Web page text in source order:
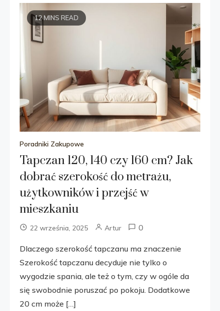
12 MINS READ
Poradniki Zakupowe
Tapczan 120, 140 czy 160 cm? Jak
dobrać szerokość do metrażu,
użytkowników i przejść w
mieszkaniu
22 września, 2025 Artur 0
Dlaczego szerokość tapczanu ma znaczenie
Szerokość tapczanu decyduje nie tylko o
wygodzie spania, ale też o tym, czy w ogóle da
się swobodnie poruszać po pokoju. Dodatkowe
20 cm może […]